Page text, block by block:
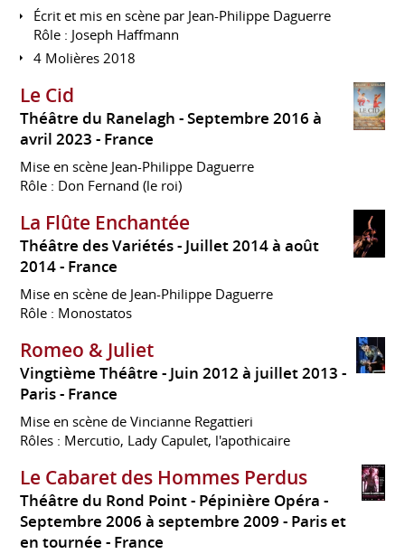
Écrit et mis en scène par Jean-Philippe Daguerre
Rôle : Joseph Haffmann
4 Molières 2018
Le Cid
Théâtre du Ranelagh
Septembre 2016 à
avril 2023 France
Mise en scène Jean-Philippe Daguerre
Rôle : Don Fernand (le roi)
La Flûte Enchantée
Théâtre des Variétés
Juillet 2014 à août
2014 France
Mise en scène de Jean-Philippe Daguerre
Rôle : Monostatos
Romeo & Juliet
Vingtième Théâtre
Juin 2012 à juillet 2013
Paris
France
Mise en scène de Vincianne Regattieri
Rôles : Mercutio, Lady Capulet, l'apothicaire
Le Cabaret des Hommes Perdus
Théâtre du Rond Point - Pépinière Opéra
Septembre 2006 à septembre 2009 Paris et
en tournée
France